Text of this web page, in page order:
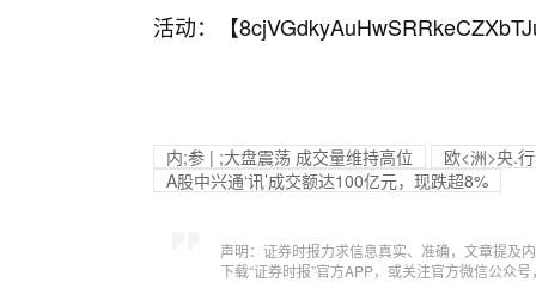
活动：【
内;参 | ;大盘震荡 成交量维持高位
欧<洲>央.
A股中兴通‘讯’成交额达100亿元，现跌超8%
声明：证券时报力求信息真实、准确，文章提及
下载“证券时报”官方APP，或关注官方微信公众